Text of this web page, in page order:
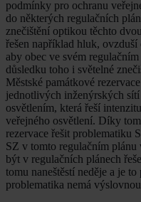
podmínky pro ochranu
do některých regulačních
znečištění optikou těchto
řešen například hluk, ovzduší
aby obec ve svém
důsledku toho i světelné
Městské památkové
jednotlivých inženýrských
osvětlením, která řeší
veřejného osvětlení. Díky
rezervace řešit problematiku
SZ v tomto regulačním plánu
být v regulačních plánech
tomu naneštěstí neděje a je
problematika nemá